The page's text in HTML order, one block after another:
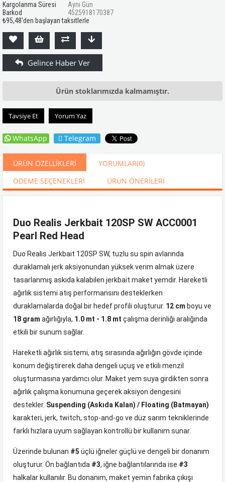
Kargolanma Süresi
Aynı Gün
Barkod
4525918170387
₺95,48'den başlayan taksitlerle
Ürün stoklarımızda kalmamıştır.
Tavsiye Et Yorum Yaz
WhatsApp Telegram
ÜRÜN ÖZELLIKLERI YORUMLAR(0)
ÖDEME SEÇENEKLERI
ÜRÜN ÖNERILERI
Duo Realis Jerkbait 120SP SW ACC0001
Pearl Red Head
Duo Realis Jerkbait 120SP SW, tuzlu su spin avlarında
duraklamalı jerk aksiyonundan yüksek verim almak üzere
tasarlanmış askıda kalabilen jerkbait maket yemdir. Hareketli
ağırlık sistemi atış performansını desteklerken
duraklamalarda doğal bir hedef profili oluşturur. 12 cm boyu ve
18 gram ağırlığıyla, 1.0 mt - 1.8 mt çalışma derinliği aralığında
etkili bir sunum sağlar.
Hareketli ağırlık sistemi, atış sırasında ağırlığın gövde içinde
konum değiştirerek daha dengeli uçuş ve etkili menzil
oluşturmasına yardımcı olur. Maket yem suya girdikten sonra
ağırlık çalışma konumuna geçerek aksiyon dengesini
destekler. Suspending (Askıda Kalan) / Floating (Batmayan)
karakteri, jerk, twitch, stop-and-go ve düz sarım tekniklerinde
farklı hızlara uyum sağlayan kontrollü bir kullanım sunar.
Üzerinde bulunan #5 üçlü iğneler güçlü ve dengeli bir donanım
oluşturur. Ön bağlantıda #3, iğne bağlantılarında ise #3
halkalar kullanılır. Bu donanım, maket yemin fabrika çıkışı